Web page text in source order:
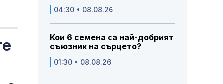
04:30 • 08.08.26
Кои 6 семена са най-добрият
съюзник на сърцето?
01:30 • 08.08.26